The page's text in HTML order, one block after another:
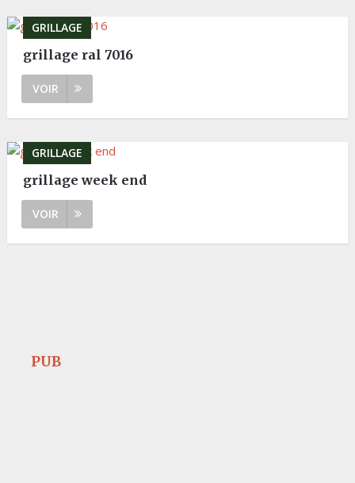
GRILLAGE
grillage ral 7016
VOIR
GRILLAGE
grillage week end
VOIR
PUB